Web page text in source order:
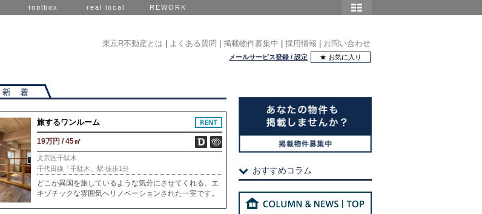
toolbox real local REWORK
東京R不動産とは よくある質問 掲載物件募集中 採用情報 お問い合わせ
メールサービス登録 / 設定 ★ お気に入り
旅するワンルーム
19万円 / 45㎡
文京区千駄木
千代田線「千駄木」駅 徒歩1分
どこか異国を旅しているような気分にさせてくれる、エ
キゾチックな雰囲気へリノベーションされた一室です。
おすすめコラム